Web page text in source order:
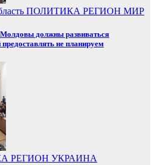
ПОЛИТИКА РЕГИОН МИР
должны развиваться
не планируем
РЕГИОН УКРАИНА